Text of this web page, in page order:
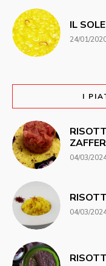
IL
24/01/
I
04/03/
04/03/